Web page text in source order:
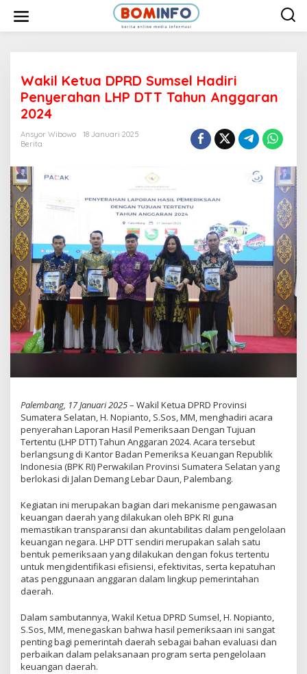
Wakil Ketua DPRD Sumsel Hadiri
Penyerahan LHP DTT Tahun Anggaran
2024
Ansyor Wibowo
18 Januari 2025
Berita
Palembang, 17 Januari 2025– Wakil Ketua DPRD Provinsi
Sumatera Selatan, H. Nopianto, S.Sos, MM, menghadiri acara
penyerahan Laporan Hasil Pemeriksaan Dengan Tujuan
Tertentu (LHP DTT) Tahun Anggaran 2024. Acara tersebut
berlangsung di Kantor Badan Pemeriksa Keuangan Republik
Indonesia (BPK RI) Perwakilan Provinsi Sumatera Selatan yang
berlokasi di Jalan Demang Lebar Daun, Palembang.
Kegiatan ini merupakan bagian dari mekanisme pengawasan
keuangan daerah yang dilakukan oleh BPK RI guna
memastikan transparansi dan akuntabilitas dalam pengelolaan
keuangan negara. LHP DTT sendiri merupakan salah satu
bentuk pemeriksaan yang dilakukan dengan fokus tertentu
untuk mengidentifikasi efisiensi, efektivitas, serta kepatuhan
atas penggunaan anggaran dalam lingkup pemerintahan
daerah.
Dalam sambutannya, Wakil Ketua DPRD Sumsel, H. Nopianto,
S.Sos, MM, menegaskan bahwa hasil pemeriksaan ini sangat
penting bagi pemerintah daerah sebagai bahan evaluasi dan
perbaikan dalam pelaksanaan program serta pengelolaan
keuangan daerah.